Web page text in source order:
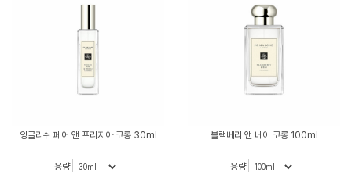
잉글리쉬 페어 앤 프리지아 코롱 30ml
용량
블랙베리 앤 베이 코롱 100ml
용량